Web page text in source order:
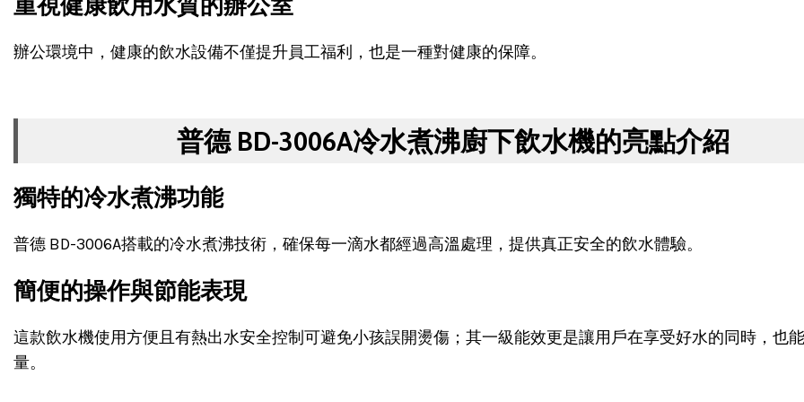
重視健康飲用水質的辦公室
辦公環境中，健康的飲水設備不僅提升員工福利，也是一種對健康的保障。
普德 BD-3006A冷水煮沸廚下飲水機的亮點介紹
獨特的冷水煮沸功能
普德 BD-3006A搭載的冷水煮沸技術，確保每一滴水都經過高溫處理，提供真正安全的飲水體驗。
簡便的操作與節能表現
這款飲水機使用方便且有熱出水安全控制可避免小孩誤開燙傷；其一級能效更是讓用戶在享受好水的同時，也
量。